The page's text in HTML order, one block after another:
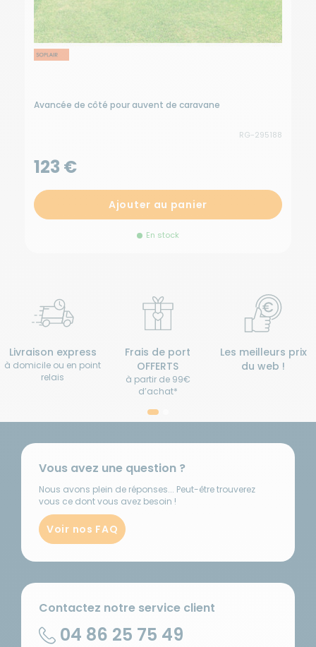
Avancée de côté pour auvent de caravane
RG-295188
123 €
Ajouter au panier
En stock
Livraison express
à domicile ou en point
relais
Frais de port
OFFERTS
à partir de 99€
d’achat*
Les meilleurs prix
du web !
Vous avez une question ?
Nous avons plein de réponses... Peut-être trouverez
vous ce dont vous avez besoin !
Voir nos FAQ
Contactez notre service client
04 86 25 75 49